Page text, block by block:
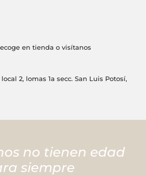
en tienda o visítanos
2, lomas 1a secc. San Luis Potosí,
no tienen edad
siempre